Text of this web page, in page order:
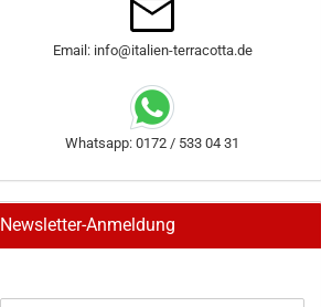
Email: info@italien-terracotta.de
Whatsapp: 0172 / 533 04 31
Newsletter-Anmeldung